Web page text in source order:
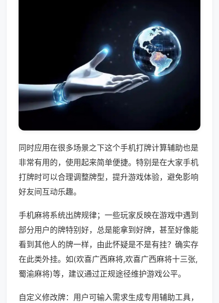
同时应用在很多场景之下这个手机打牌计算辅助也是
非常有用的，使用起来简单便捷。特别是在大家手机
打牌时可以合理调整牌型，提升游戏体验，避免影响
好友间互动乐趣。
手机麻将系统出牌规律；一些玩家反映在游戏中遇到
部分用户的牌特别好，总是能拿到好牌，甚至好像能
看到其他人的牌一样，由此怀疑是不是有挂？确实存
在此类外挂。如(欢喜广西麻将,欢喜广西麻将十三张,
蜀渝麻将)等，建议通过正规途径维护游戏公平。
自定义修改牌：用户可输入需求生成专用辅助工具，